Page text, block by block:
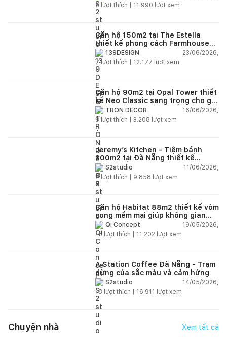
5 lượt thích | 11.990 lượt xem
Căn hộ 150m2 tại The Estella
thiết kế phong cách Farmhouse
thanh lịch và ấm áp
139DESIGN
23/06/2026,
7lượt thích | 12.177 lượt xem
Căn hộ 90m2 tại Opal Tower thiết
kế Neo Classic sang trọng cho gia
đình trẻ
TRÒN DECOR
16/06/2026,
8 lượt thích | 3.208 lượt xem
Jeremy’s Kitchen - Tiệm bánh
300m2 tại Đà Nẵng thiết kế
phong cách công nghiệp hiện đại
ngập tràn ánh sáng tự nhiên
S2studio
11/06/2026,
7lượt thích | 9.858 lượt xem
Căn hộ Habitat 88m2 thiết kế vòm
cong mềm mại giúp không gian
sống hiện đại trở nên ấm áp hơn
Qi Concept
19/05/2026,
15 lượt thích | 11.202 lượt xem
A Station Coffee Đà Nẵng - Trạm
dừng của sắc màu và cảm hứng
S2studio
14/05/2026,
18 lượt thích | 16.911 lượt xem
Chuyện nhà Xem tất cả